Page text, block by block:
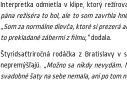
Interpretka odmietla v klipe, ktorý
pána režiséra to bol, ale to som zavrhla
„Som za normálne dievča, ktoré si prezerá
to prekladané zábermi z filmu,“dodala.
Štyridsaťtriročná rodáčka z Bratislavy v
nepremýšľajú. „Možno sa nikdy
svadobné šaty na sebe nemala, ani po tom